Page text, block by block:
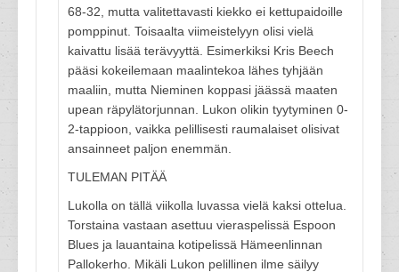
68-32, mutta valitettavasti kiekko ei kettupaidoille
pomppinut. Toisaalta viimeistelyyn olisi vielä
kaivattu lisää terävyyttä. Esimerkiksi Kris Beech
pääsi kokeilemaan maalintekoa lähes tyhjään
maaliin, mutta Nieminen koppasi jäässä maaten
upean räpylätorjunnan. Lukon olikin tyytyminen 0-
2-tappioon, vaikka pelillisesti raumalaiset olisivat
ansainneet paljon enemmän.
TULEMAN PITÄÄ
Lukolla on tällä viikolla luvassa vielä kaksi ottelua.
Torstaina vastaan asettuu vieraspelissä Espoon
Blues ja lauantaina kotipelissä Hämeenlinnan
Pallokerho. Mikäli Lukon pelillinen ilme säilyy